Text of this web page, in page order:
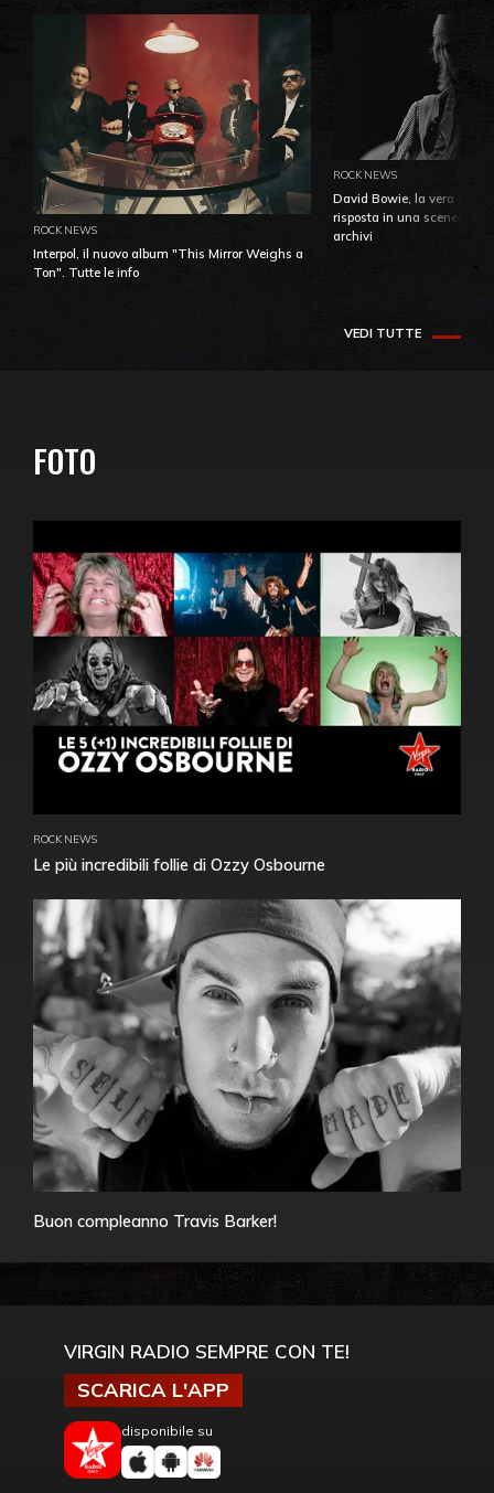
ROCK NEWS
Interpol, il nuovo album "This Mirror Weighs a
Ton". Tutte le info
ROCK NEWS
David Bowie, la vera
risposta in una
archivi
VEDI TUTTE
FOTO
ROCK NEWS
Le più incredibili follie di Ozzy Osbourne
Buon compleanno Travis Barker!
VIRGIN RADIO SEMPRE CON TE!
SCARICA L'APP
disponibile su